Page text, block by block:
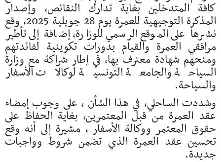
كافة المتدخلين بغاية تدارك النقائص، وإصدار
المذكرة التوجيهية للعمرة يوم 28 جويلية 2025، وقع
نشرها على الموقع الرسمي للوزارة، إضافة إلى تأطير
مرافقي العمرة والقيام بدورات تكوينية لفائدتهم
ومنحهم شهادة معترف بها، في إطار شراكة مع وزارة
السياحة والجامعة التونسية لوكالات الأسفار
والسياحة.
وشددت الساحلي، في هذا الشأن ، على وجوب إمضاء
عقد العمرة من قبل المعتمرين، بغاية الحفاظ على
حقوق المعتمر ووكالة الأسفار ، مشيرة إلى أنه وقع
تحسين عقد العمرة الذي تضمن شروط وواجبات
جديدة.